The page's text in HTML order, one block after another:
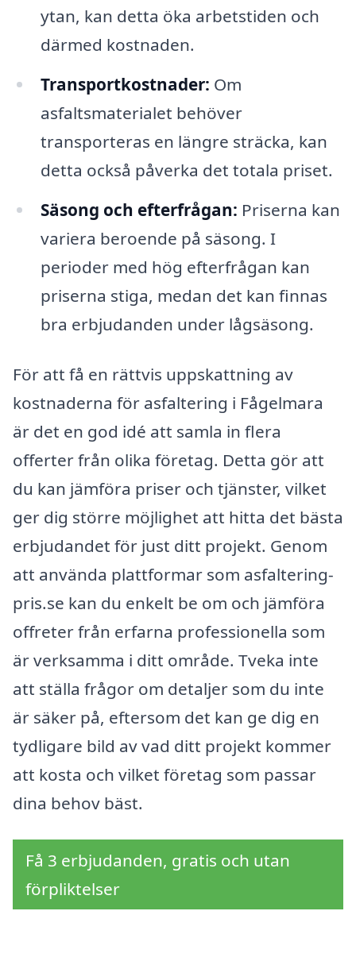
ytan, kan detta öka arbetstiden och
därmed kostnaden.
Transportkostnader: Om
asfaltsmaterialet behöver
transporteras en längre sträcka, kan
detta också påverka det totala priset.
Säsong och efterfrågan: Priserna kan
variera beroende på säsong. I
perioder med hög efterfrågan kan
priserna stiga, medan det kan finnas
bra erbjudanden under lågsäsong.
För att få en rättvis uppskattning av
kostnaderna för asfaltering i Fågelmara
är det en god idé att samla in flera
offerter från olika företag. Detta gör att
du kan jämföra priser och tjänster, vilket
ger dig större möjlighet att hitta det bästa
erbjudandet för just ditt projekt. Genom
att använda plattformar som asfaltering-
pris.se kan du enkelt be om och jämföra
offreter från erfarna professionella som
är verksamma i ditt område. Tveka inte
att ställa frågor om detaljer som du inte
är säker på, eftersom det kan ge dig en
tydligare bild av vad ditt projekt kommer
att kosta och vilket företag som passar
dina behov bäst.
Få 3 erbjudanden, gratis och utan
förpliktelser